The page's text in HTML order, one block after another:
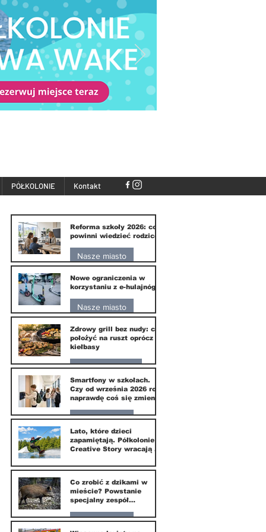
PÓŁKOLONIE Kontakt
Reforma szkoły 2026: co
powinni wiedzieć rodzice
Nasze miasto
10 lip
Nowe ograniczenia w
korzystaniu z e-hulajnóg
Nasze miasto
3 lip
Zdrowy grill bez nudy: co
położyć na ruszt oprócz
kiełbasy
Zdrowie i uroda
1 lip
Smartfony w szkołach.
Czy od września 2026 roku
naprawdę coś się zmieni?
Nasze miasto
1 lip
Lato, które dzieci
zapamiętają. Półkolonie
Creative Story wracają do
20 kwi
Co zrobić z dzikami w
mieście? Powstanie
specjalny zespół
Nasze miasto